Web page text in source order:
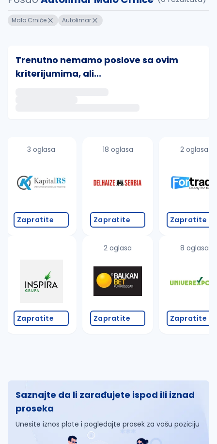
Malo Crniće Autolimar
Trenutno nemamo poslove sa ovim
kriterijumima, ali...
proverite pravopisne greške (koristite č, ć, š, đ,
promenite odabrane filtere pretrage
3 oglasa
Zapratite
Zapratite
18 oglasa
Zapratite
2 oglasa
Zapratite
2 oglasa
Zapratite
8 oglasa
Zapratite
Saznajte da li zarađujete ispod ili iznad
proseka
Unesite iznos plate i pogledajte prosek za vašu poziciju